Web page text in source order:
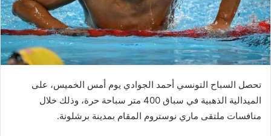
تحصل السباح التونسي أحمد الجوادي يوم أمس الخميس، على
الميدالية الذهبية في سباق 400 متر سباحة حرة، وذلك خلال
منافسات ملتقى ماري نوستروم المقام بمدينة برشلونة.